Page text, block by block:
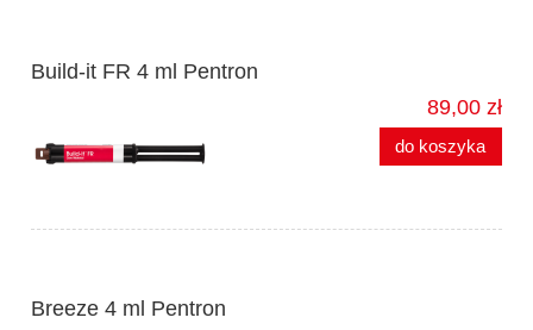
Build-it FR 4 ml Pentron
89,00 zł
do koszyka
Breeze 4 ml Pentron